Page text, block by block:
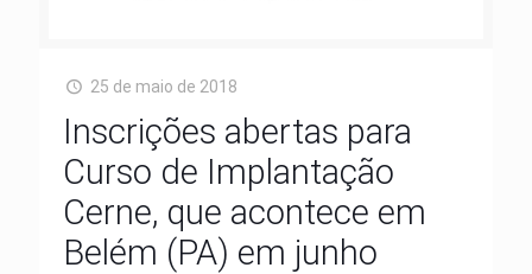
25 de maio de 2018
Inscrições abertas para
Curso de Implantação
Cerne, que acontece em
Belém (PA) em junho